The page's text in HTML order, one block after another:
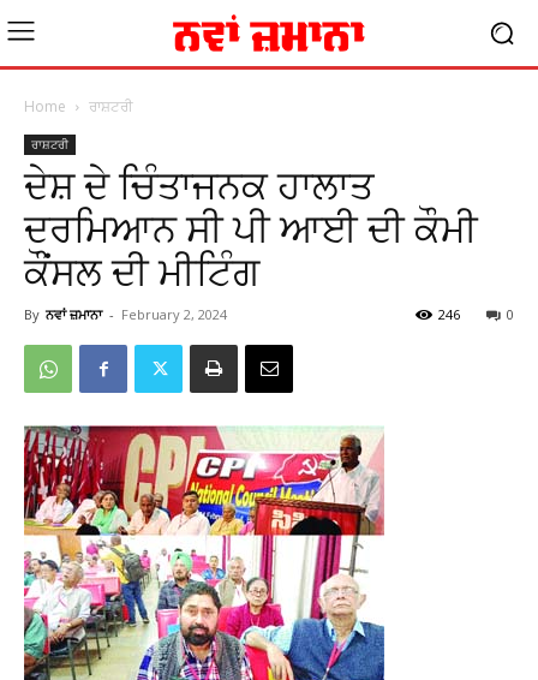
Home ਰਾਸ਼ਟਰੀ
ਰਾਸ਼ਟਰੀ
ਦੇਸ਼ ਦੇ ਚਿੰਤਾਜਨਕ ਹਾਲਾਤ
ਦਰਮਿਆਨ ਸੀ ਪੀ ਆਈ ਦੀ ਕੌਮੀ
ਕੌਂਸਲ ਦੀ ਮੀਟਿੰਗ
By ਨਵਾਂ ਜ਼ਮਾਨਾ - February 2, 2024 0
246